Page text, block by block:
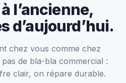
l’ancienne,
d’aujourd’hui.
chez vous comme chez
de bla-bla commercial :
clair, on répare durable.